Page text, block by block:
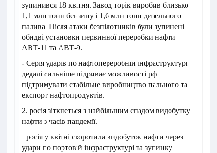
зупинився 18 квітня. Завод торік виробив близько
1,1 млн тонн бензину і 1,6 млн тонн дизельного
палива. Після атаки безпілотників були зупинені
обидві установки первинної переробки нафти —
АВТ-11 та АВТ-9.
- Серія ударів по нафтопереробній інфраструктурі
дедалі сильніше підриває можливості рф
підтримувати стабільне виробництво пального та
експорт нафтопродуктів.
2. росія зіткнеться з найбільшим спадом видобутку
нафти з часів пандемії.
- росія у квітні скоротила видобуток нафти через
удари по портовій інфраструктурі та зупинку